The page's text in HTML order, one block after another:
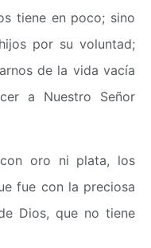
tiene en poco; sino
por su voluntad;
de la vida vacía
a Nuestro Señor
oro ni plata, los
fue con la preciosa
Dios, que no tiene